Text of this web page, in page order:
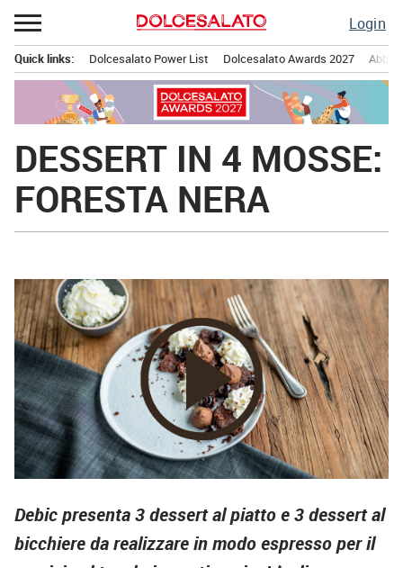
Passa
al
contenuto
Login
principale
Quick links: Dolcesalato Power List Dolcesalato Awards 2027
DESSERT IN 4 MOSSE:
FORESTA NERA
Debic presenta 3 dessert al piatto e 3 dessert al
bicchiere da realizzare in modo espresso per il